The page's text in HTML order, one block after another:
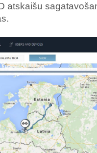
atskaišu